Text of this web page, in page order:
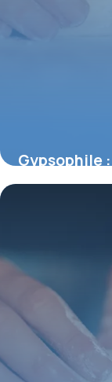
Gypsophile
Facile